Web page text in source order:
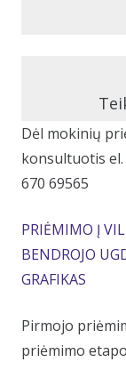
Dėl mokinių
konsultuotis el.
670 69565
PRIĖMIMO Į
BENDROJO
GRAFIKAS
Pirmojo
priėmimo